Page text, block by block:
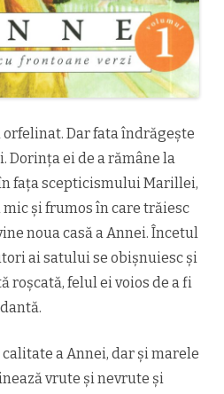
Dar fata îndrăgește
Dorința ei de a rămâne la
fața scepticismului Marillei,
mic și frumos în care trăiesc
noua casă a Annei. Încetul
ai satului se obișnuiesc și
roşcată, felul ei voios de a fi
a Annei, dar și marele
vrute și nevrute și